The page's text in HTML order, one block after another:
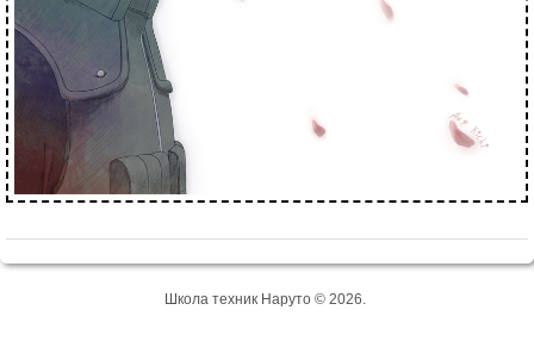
Школа техник Наруто © 2026.